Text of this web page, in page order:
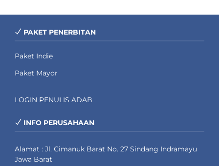
PAKET PENERBITAN
Paket Indie
Paket Mayor
LOGIN PENULIS ADAB
INFO PERUSAHAAN
Alamat : Jl. Cimanuk Barat No. 27 Sindang Indramayu
Jawa Barat